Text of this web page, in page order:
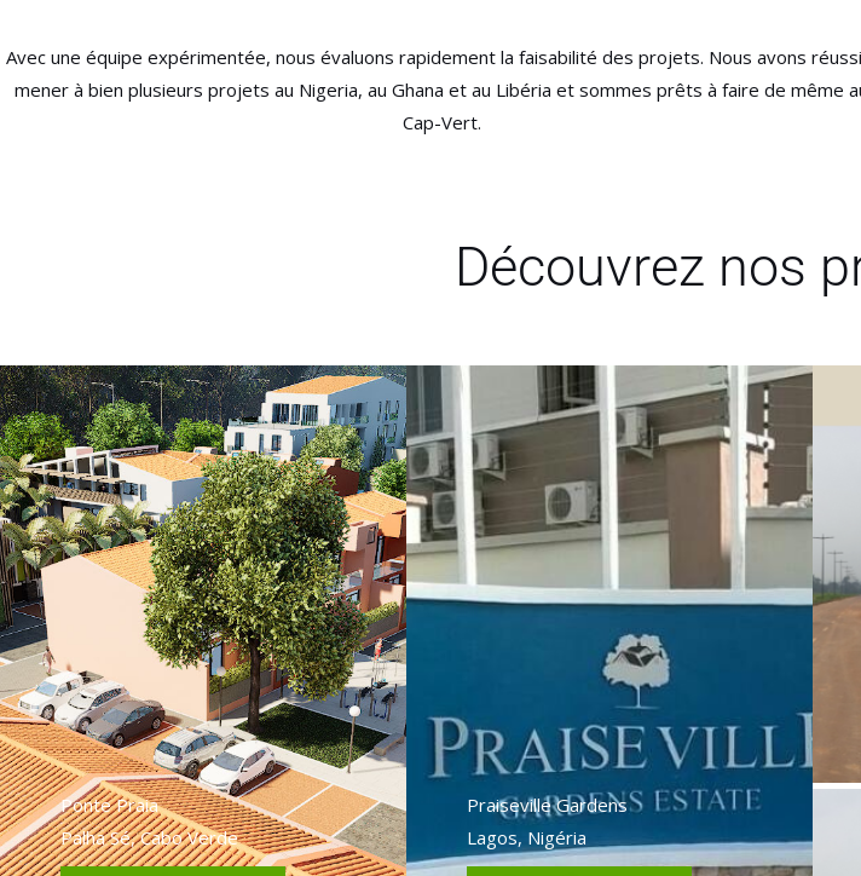
Avec une équipe expérimentée, nous évaluons rapidement la faisabilité des projets. Nous avons
mener à bien plusieurs projets au Nigeria, au Ghana et au Libéria et sommes prêts à faire de même
Cap-Vert.
Découvrez nos
Ponte Praia
Palha Sé, Cabo Verde
Praiseville Gardens
Lagos, Nigéria